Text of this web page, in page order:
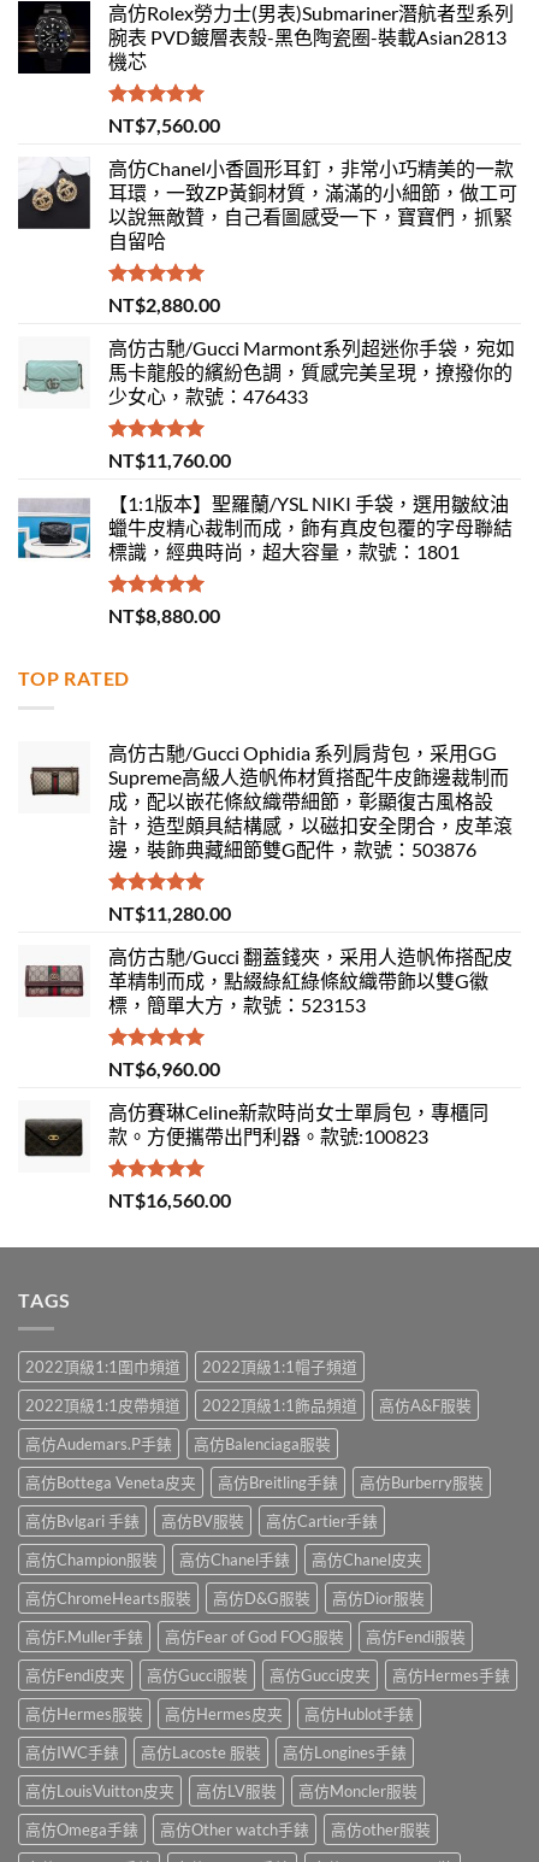
高仿Rolex勞力士(男表)Submariner潛航者型系列
腕表 PVD鍍層表殼-黑色陶瓷圈-裝載Asian2813
機芯
評分 5.00
滿分 5
NT$7,560.00
高仿Chanel小香圓形耳釘，非常小巧精美的一款
耳環，一致ZP黃銅材質，滿滿的小細節，做工可
以說無敵贊，自己看圖感受一下，寶寶們，抓緊
自留哈
評分 5.00
滿分 5
NT$2,880.00
高仿古馳/Gucci Marmont系列超迷你手袋，宛如
馬卡龍般的繽紛色調，質感完美呈現，撩撥你的
少女心，款號：476433
評分5.00
滿分 5
NT$11,760.00
【1:1版本】聖羅蘭/YSL NIKI 手袋，選用皺紋油
蠟牛皮精心裁制而成，飾有真皮包覆的字母聯結
標識，經典時尚，超大容量，款號：1801
評分 5.00
滿分 5
NT$8,880.00
TOP RATED
高仿古馳/Gucci Ophidia 系列肩背包，采用GG
Supreme高級人造帆佈材質搭配牛皮飾邊裁制而
成，配以嵌花條紋織帶細節，彰顯復古風格設
計，造型頗具結構感，以磁扣安全閉合，皮革滾
邊，裝飾典藏細節雙G配件，款號：503876
評分5.00
滿分 5
NT$11,280.00
高仿古馳/Gucci 翻蓋錢夾，采用人造帆佈搭配皮
革精制而成，點綴綠紅綠條紋織帶飾以雙G徽
標，簡單大方，款號：523153
評分 5.00
滿分 5
NT$6,960.00
高仿賽琳Celine新款時尚女士單肩包，專櫃同
款。方便攜帶出門利器。款號:100823
評分5.00
滿分 5
NT$16,560.00
TAGS
2022頂級1:1圍巾頻道
2022頂級1:1帽子頻道
2022頂級1:1皮帶頻道
2022頂級1:1飾品頻道
高仿A&F服裝
高仿Audemars.P手錶
高仿Balenciaga服裝
高仿Bottega Veneta皮夹
高仿Breitling手錶
高仿Burberry服裝
高仿Bvlgari 手錶
高仿BV服裝
高仿Cartier手錶
高仿Champion服裝
高仿Chanel手錶
高仿Chanel皮夹
高仿ChromeHearts服裝
高仿D&G服裝
高仿Dior服裝
高仿F.Muller手錶
高仿Fear of God FOG服裝
高仿Fendi服裝
高仿Fendi皮夹
高仿Gucci服裝 高仿Gucci皮夹
高仿Hermes手錶
高仿Hermes服裝
高仿Hermes皮夹
高仿Hublot手錶
高仿IWC手錶
高仿Lacoste 服裝
高仿Longines手錶
高仿LouisVuitton皮夹
高仿LV服裝
高仿Moncler服裝
高仿Omega手錶
高仿Other watch手錶
高仿other服裝